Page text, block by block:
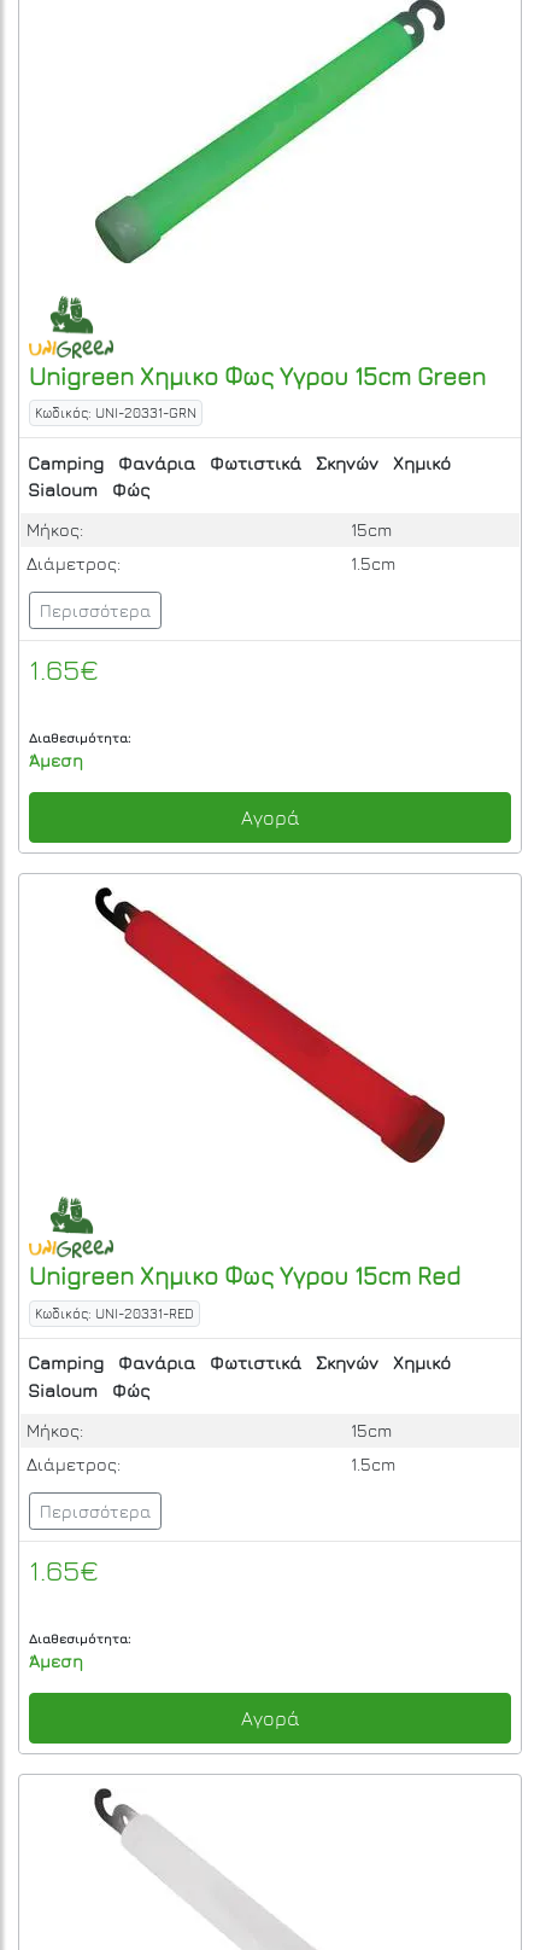
Unigreen Χημικο Φως Υγρου 15cm Green
Κωδικός: UNI-20331-GRN
Camping Φανάρια Φωτιστικά Σκηνών
Χημικό
Sialoum
Φώς
Μήκος:
15cm
Διάμετρος:
1.5cm
Περισσότερα
1.65€
Διαθεσιμότητα:
Άμεση
Αγορά
Unigreen Χημικο Φως Υγρου 15cm Red
Κωδικός: UNI-20331-RED
Camping Φανάρια Φωτιστικά Σκηνών
Χημικό
Sialoum
Φώς
Μήκος:
15cm
Διάμετρος:
1.5cm
Περισσότερα
1.65€
Διαθεσιμότητα:
Άμεση
Αγορά